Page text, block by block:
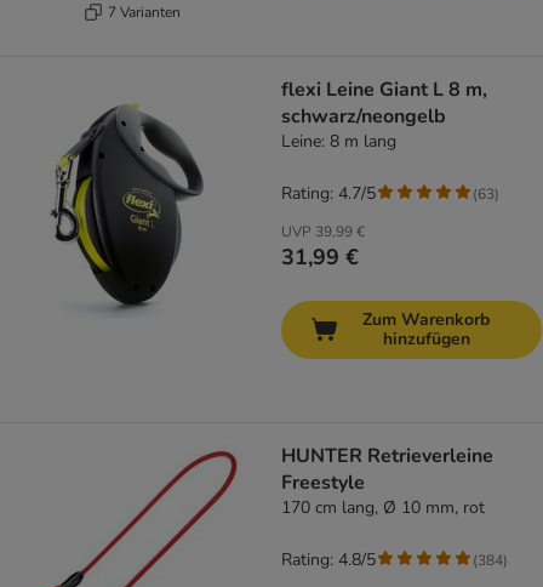
7 Varianten
flexi Leine Giant L 8 m,
schwarz/neongelb
Leine: 8 m lang
UVP 39,99 €
31,99 €
Rating: 4.7/5 (63)
Zum Warenkorb
hinzufügen
HUNTER Retrieverleine
Freestyle
170 cm lang, Ø 10 mm, rot
Rating: 4.8/5 (384)